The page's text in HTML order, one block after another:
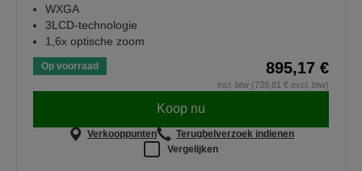
WXGA
3LCD-technologie
1,6x optische zoom
Op voorraad 895,17 €
incl. btw (739,81 € excl. btw)
Koop nu
Verkooppunten
Terugbelverzoek indienen
Vergelijken